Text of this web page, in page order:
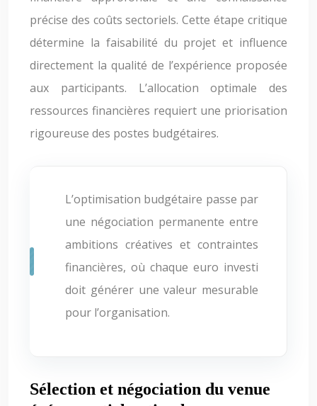
précise des coûts sectoriels. Cette étape critique
détermine la faisabilité du projet et influence
directement la qualité de l’expérience proposée
aux participants. L’allocation optimale des
ressources financières requiert une priorisation
rigoureuse des postes budgétaires.
L’optimisation budgétaire passe par
une négociation permanente entre
ambitions créatives et contraintes
financières, où chaque euro investi
doit générer une valeur mesurable
pour l’organisation.
Sélection et négociation du venue